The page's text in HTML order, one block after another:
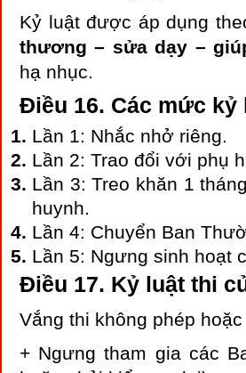
Kỷ luật được áp dụng
thương – sửa dạy –
hạ nhục.
Điều 16. Các mức kỷ
Lần 1: Nhắc nhở riêng.
Lần 2: Trao đổi với phụ
Lần 3: Treo khăn 1
huynh.
Lần 4: Chuyển Ban
Lần 5: Ngưng sinh hoạt
Điều 17. Kỷ luật thi
Vắng thi không phép
+ Ngưng tham gia các